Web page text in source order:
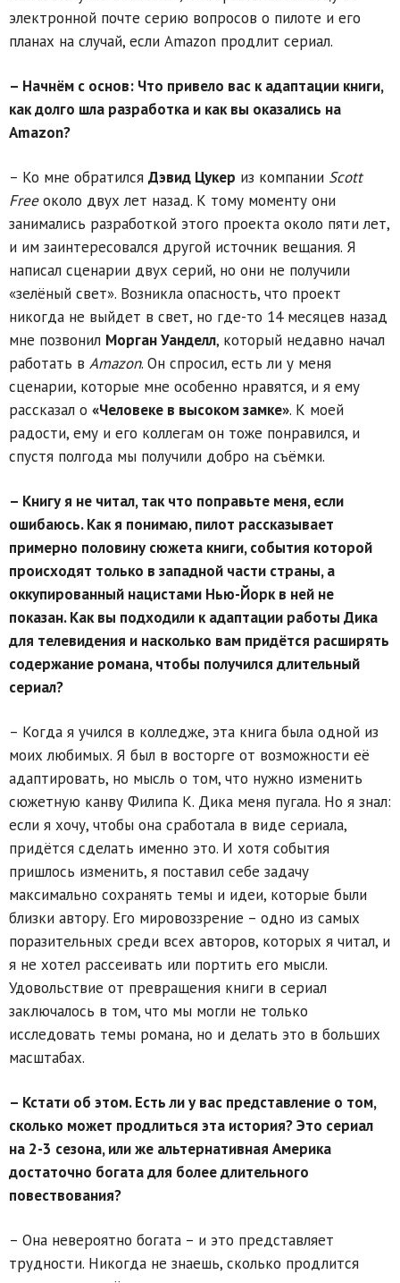
электронной почте серию вопросов о пилоте и его
планах на случай, если Amazon продлит сериал.
– Начнём с основ: Что привело вас к адаптации книги,
как долго шла разработка и как вы оказались на
Amazon?
– Ко мне обратился Дэвид Цукер из компании Scott
Freeоколо двух лет назад. К тому моменту они
занимались разработкой этого проекта около пяти лет,
и им заинтересовался другой источник вещания. Я
написал сценарии двух серий, но они не получили
«зелёный свет». Возникла опасность, что проект
никогда не выйдет в свет, но где-то 14 месяцев назад
мне позвонил Морган Уанделл, который недавно начал
работать в Amazon. Он спросил, есть ли у меня
сценарии, которые мне особенно нравятся, и я ему
рассказал о «Человеке в высоком замке». К моей
радости, ему и его коллегам он тоже понравился, и
спустя полгода мы получили добро на съёмки.
– Книгу я не читал, так что поправьте меня, если
ошибаюсь. Как я понимаю, пилот рассказывает
примерно половину сюжета книги, события которой
происходят только в западной части страны, а
оккупированный нацистами Нью-Йорк в ней не
показан. Как вы подходили к адаптации работы Дика
для телевидения и насколько вам придётся расширять
содержание романа, чтобы получился длительный
сериал?
– Когда я учился в колледже, эта книга была одной из
моих любимых. Я был в восторге от возможности её
адаптировать, но мысль о том, что нужно изменить
сюжетную канву Филипа К. Дика меня пугала. Но я знал:
если я хочу, чтобы она сработала в виде сериала,
придётся сделать именно это. И хотя события
пришлось изменить, я поставил себе задачу
максимально сохранять темы и идеи, которые были
близки автору. Его мировоззрение – одно из самых
поразительных среди всех авторов, которых я читал, и
я не хотел рассеивать или портить его мысли.
Удовольствие от превращения книги в сериал
заключалось в том, что мы могли не только
исследовать темы романа, но и делать это в больших
масштабах.
– Кстати об этом. Есть ли у вас представление о том,
сколько может продлиться эта история? Это сериал
на 2-3 сезона, или же альтернативная Америка
достаточно богата для более длительного
повествования?
– Она невероятно богата – и это представляет
трудности. Никогда не знаешь, сколько продлится